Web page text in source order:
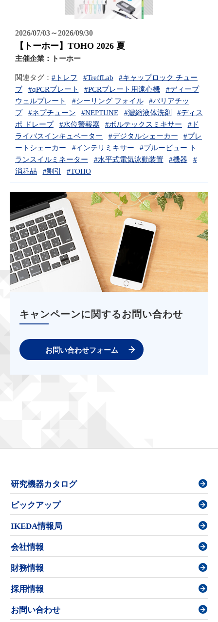
2026/07/03～2026/09/30
【トーホー】TOHO 2026 夏
主催企業： トーホー
関連タグ： #トレフ #TreffLab
#キャップロック チュー
ブ
#qPCRプレート #PCRプレート用遠心機
#ディープ
ウェルプレート
#シーリング フォイル
#バリアチッ
プ
#ネプチューン #NEPTUNE #濃縮液体洗剤
#ディス
ポ ドレープ
#水位警報器 #ボルテックスミキサー
#ド
ライバスインキュベーター
#デジタルシェーカー
#プレ
ートシェーカー
#インテリミキサー
#ブルービュー ト
ランスイルミネーター
#水平式電気泳動装置 #機器
#
消耗品
#割引 #TOHO
キャンペーンに関するお問い合わせ
お問い合わせフォーム
研究機器カタログ
ピックアップ
IKEDA情報局
会社情報
財務情報
採用情報
お問い合わせ